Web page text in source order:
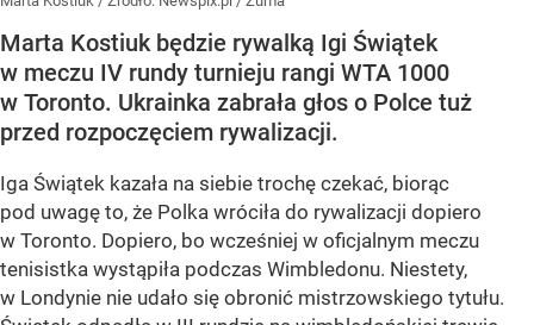
Marta Kostiuk będzie rywalką Igi Świątek
w meczu IV rundy turnieju rangi WTA 1000
w Toronto. Ukrainka zabrała głos o Polce tuż
przed rozpoczęciem rywalizacji.
Iga Świątek kazała na siebie trochę czekać, biorąc
pod uwagę to, że Polka wróciła do rywalizacji dopiero
w Toronto. Dopiero, bo wcześniej w oficjalnym meczu
tenisistka wystąpiła podczas Wimbledonu. Niestety,
w Londynie nie udało się obronić mistrzowskiego tytułu.